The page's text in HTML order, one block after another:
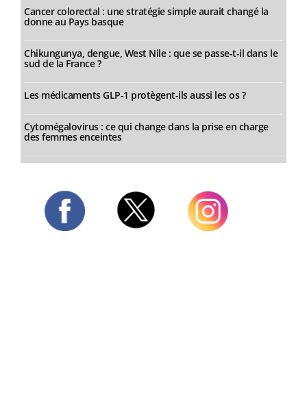
Cancer colorectal : une stratégie simple aurait changé la
donne au Pays basque
Chikungunya, dengue, West Nile : que se passe-t-il dans le
sud de la France ?
Les médicaments GLP-1 protègent-ils aussi les os ?
Cytomégalovirus : ce qui change dans la prise en charge
des femmes enceintes